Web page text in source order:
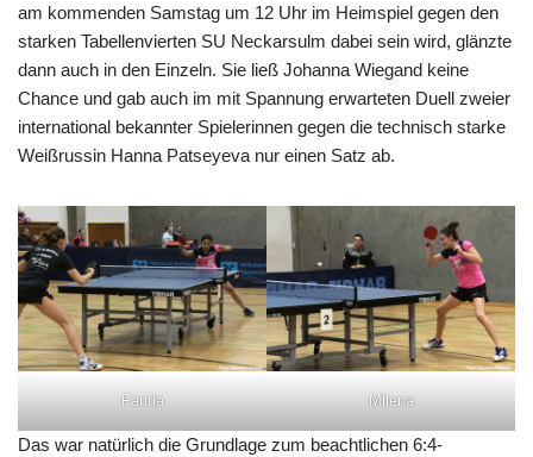
am kommenden Samstag um 12 Uhr im Heimspiel gegen den
starken Tabellenvierten SU Neckarsulm dabei sein wird, glänzte
dann auch in den Einzeln. Sie ließ Johanna Wiegand keine
Chance und gab auch im mit Spannung erwarteten Duell zweier
international bekannter Spielerinnen gegen die technisch starke
Weißrussin Hanna Patseyeva nur einen Satz ab.
Farida Milena
Das war natürlich die Grundlage zum beachtlichen 6:4-